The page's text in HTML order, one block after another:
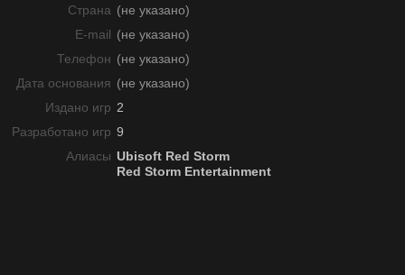
Страна (не указано)
E-mail (не указано)
Телефон (не указано)
Дата основания (не указано)
Издано игр 2
Разработано игр 9
Алиасы Ubisoft Red Storm
Red Storm Entertainment